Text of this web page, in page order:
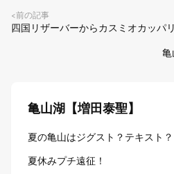
<前の記事
四国リザーバーからカスミオカッパ
亀
亀山湖【増田泰聖】
夏の亀山はジグスト？テキスト？
夏休みプチ遠征！